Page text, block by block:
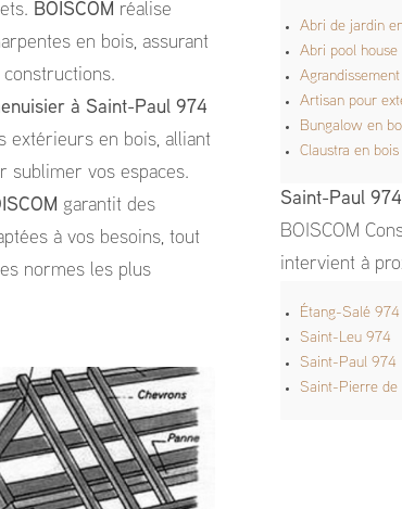
BOISCOM réalise
en bois, assurant
à Saint-Paul 974
extérieurs en bois, alliant
sublimer vos espaces.
garantit des
à vos besoins, tout
normes les plus
Abri de jardin
Abri pool house
Artisan pour
Bungalow en
Claustra en
Saint-Paul 974
BOISCOM
intervient à
Étang-Salé 974
Saint-Leu 974
Saint-Paul 974
Saint-Pierre de